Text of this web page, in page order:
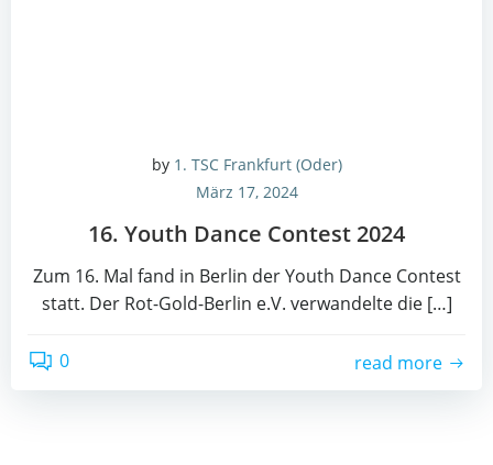
by 1. TSC Frankfurt (Oder)
März 17, 2024
16. Youth Dance Con­test 2024
Zum 16. Mal fand in Ber­lin der Youth Dance Con­test
statt. Der Rot-Gold-Ber­lin e.V. ver­wan­del­te die […]
0 read more